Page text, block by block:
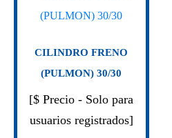
CILINDRO FRENO
(PULMON) 30/30
[$ Precio - Solo para
usuarios registrados]